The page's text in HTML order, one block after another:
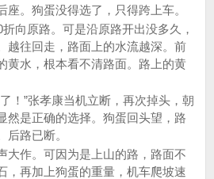
。狗蛋没得选了，只得跨上车。
向原路。可是沿原路开出没多久，
越往回走，路面上的水流越深。前
黄水，根本看不清路面。路上的黄
！”张孝康当机立断，再次掉头，朝
然是正确的选择。狗蛋回头望，路
路已断。
大作。可因为是上山的路，路面不
，再加上狗蛋的重量，机车爬坡速